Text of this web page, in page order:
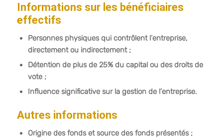
Informations sur les bénéficiaires
effectifs
Personnes physiques qui contrôlent l’entreprise,
directement ou indirectement ;
Détention de plus de 25% du capital ou des droits de
vote ;
Influence significative sur la gestion de l’entreprise.
Autres informations
Origine des fonds et source des fonds présentés ;